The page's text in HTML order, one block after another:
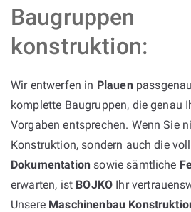
Baugruppen
konstruktion:
Wir entwerfen in Plauen
komplette Baugruppen, die genau
Vorgaben entsprechen. Wenn Sie
Konstruktion, sondern auch die
Dokumentation sowie sämtliche
erwarten, ist BOJKO Ihr
Unsere Maschinenbau